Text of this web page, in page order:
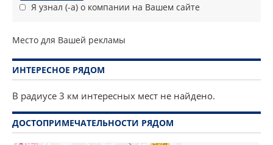
Я узнал (-а) о компании на Вашем сайте
Место для Вашей рекламы
ИНТЕРЕСНОЕ РЯДОМ
В радиусе 3 км интересных мест не найдено.
ДОСТОПРИМЕЧАТЕЛЬНОСТИ РЯДОМ